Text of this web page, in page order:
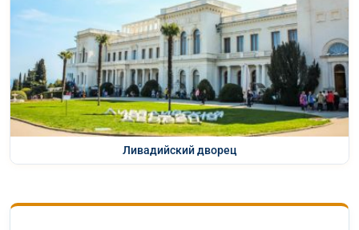
Ливадийский дворец